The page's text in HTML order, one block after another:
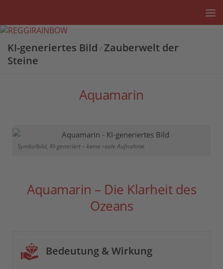
KI-generiertes Bild / Zauberwelt der
Steine
Aquamarin
Symbolbild, KI-generiert – keine reale Aufnahme
Aquamarin – Die Klarheit des
Ozeans
Bedeutung & Wirkung